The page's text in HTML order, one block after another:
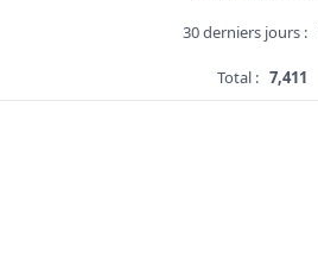
30 derniers jours :
Total : 7,411